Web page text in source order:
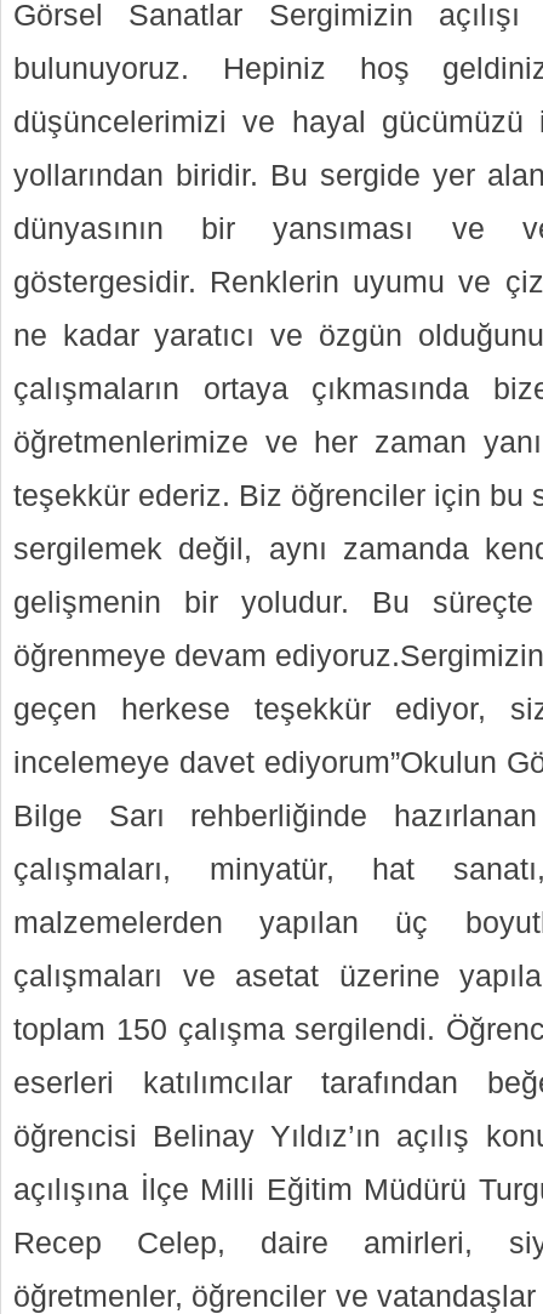
Görsel Sanatlar Sergimizin
bulunuyoruz. Hepiniz hoş
düşüncelerimizi ve hayal
yollarından biridir. Bu sergide yer
dünyasının bir yansıması ve
göstergesidir. Renklerin uyumu ve
ne kadar yaratıcı ve özgün
çalışmaların ortaya çıkmasında
öğretmenlerimize ve her zaman
teşekkür ederiz. Biz öğrenciler için bu
sergilemek değil, aynı zamanda
gelişmenin bir yoludur. Bu
öğrenmeye devam
geçen herkese teşekkür ediyor,
incelemeye davet ediyorum”Okulun
Bilge Sarı rehberliğinde
çalışmaları, minyatür, hat
malzemelerden yapılan üç
çalışmaları ve asetat üzerine
toplam 150 çalışma sergilendi.
eserleri katılımcılar tarafından
öğrencisi Belinay Yıldız’ın açılış
açılışına İlçe Milli Eğitim Müdürü
Recep Celep, daire amirleri,
öğretmenler, öğrenciler ve vatandaşlar